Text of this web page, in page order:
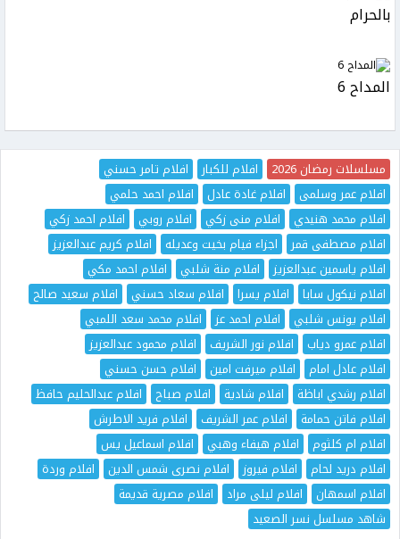
بالحرام
المداح 6
مسلسلات رمضان 2026 افلام للكبار
افلام تامر حسني
افلام عمر وسلمى
افلام غادة عادل
افلام احمد حلمي
افلام محمد هنيدي
افلام منى زكي افلام روبي
افلام احمد زكي
افلام مصطفى قمر
اجزاء فيام بخيت وعديله
افلام كريم عبدالعزيز
افلام ياسمين عبدالعزيز
افلام منة شلبي
افلام احمد مكي
افلام نيكول سابا
افلام يسرا افلام سعاد حسني
افلام سعيد صالح
افلام يونس شلبي
افلام احمد عز
افلام محمد سعد اللمبي
افلام عمرو دياب
افلام نور الشريف
افلام محمود عبدالعزيز
افلام عادل امام
افلام ميرفت امين
افلام حسن حسني
افلام رشدي اباظة
افلام شادية افلام صباح
افلام عبدالحليم حافظ
افلام فاتن حمامة
افلام عمر الشريف
افلام فريد الاطرش
افلام ام كلثوم
افلام هيفاء وهبي
افلام اسماعيل يس
افلام دريد لحام
افلام فيروز افلام نصرى شمس الدين
افلام وردة
افلام اسمهان
افلام ليلى مراد
افلام مصرية قديمة
شاهد مسلسل نسر الصعيد